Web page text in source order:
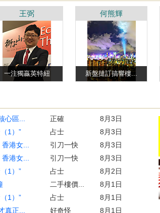
王弼
一注獨贏英特紐
何熊輝
新盤撻訂搞響樓...
心區... 正確
8月3日
1）”
占士
8月3日
港女...
引刀一快
8月3日
港女...
引刀一快
8月3日
1）”
占士
8月2日
二手樓價...
8月1日
1）”
占士
8月1日
真正...
好奇怪
8月1日